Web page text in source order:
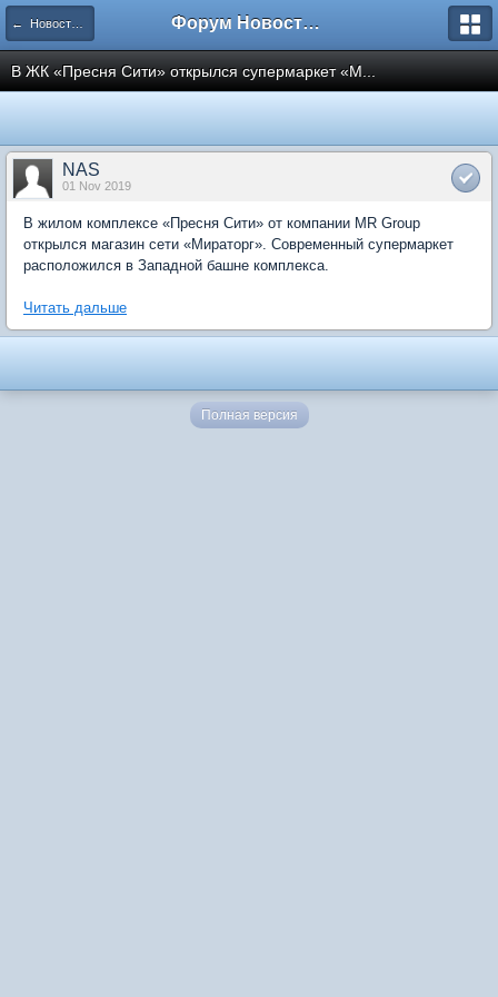
← Новости рынка недвижимости Форум Новостройки
В ЖК «Пресня Сити» открылся супермаркет «М...
NAS
01 Nov 2019
В жилом комплексе «Пресня Сити» от компании MR Group
открылся магазин сети «Мираторг». Современный супермаркет
расположился в Западной башне комплекса.
Читать дальше
Полная версия